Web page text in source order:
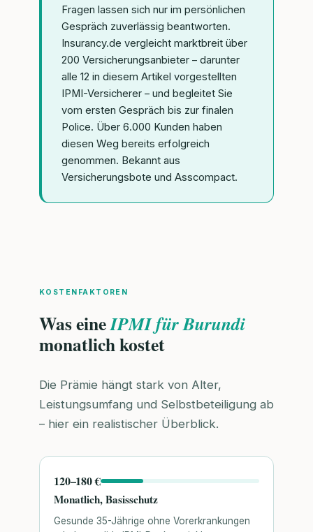
Fragen lassen sich nur im persönlichen
Gespräch zuverlässig beantworten.
Insurancy.de vergleicht marktbreit über
200 Versicherungsanbieter – darunter
alle 12 in diesem Artikel vorgestellten
IPMI-Versicherer – und begleitet Sie
vom ersten Gespräch bis zur finalen
Police. Über 6.000 Kunden haben
diesen Weg bereits erfolgreich
genommen. Bekannt aus
Versicherungsbote und Asscompact.
KOSTENFAKTOREN
Was eineIPMI für Burundi
monatlich kostet
Die Prämie hängt stark von Alter,
Leistungsumfang und Selbstbeteiligung ab
– hier ein realistischer Überblick.
120–180 €
Monatlich, Basisschutz
Gesunde 35-Jährige ohne Vorerkrankungen